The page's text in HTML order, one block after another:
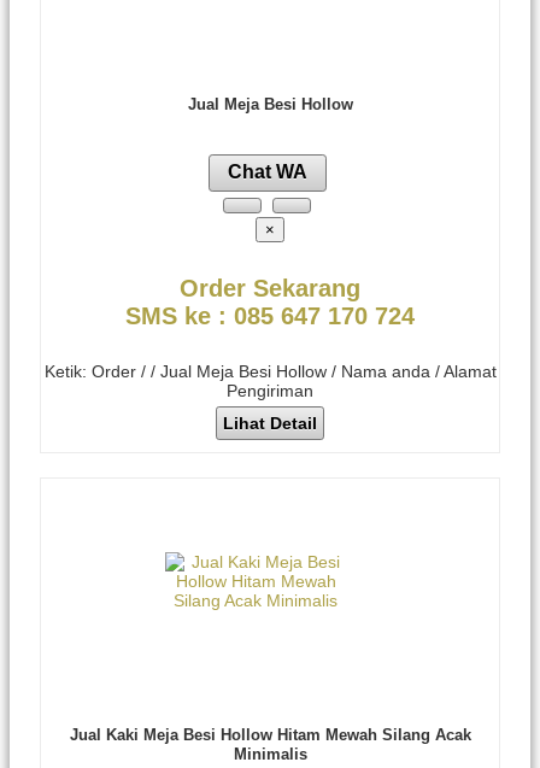
Jual Meja Besi Hollow
Chat WA
×
Order Sekarang
SMS ke : 085 647 170 724
Ketik: Order / / Jual Meja Besi Hollow / Nama anda / Alamat
Pengiriman
Lihat Detail
Jual Kaki Meja Besi Hollow Hitam Mewah Silang Acak
Minimalis